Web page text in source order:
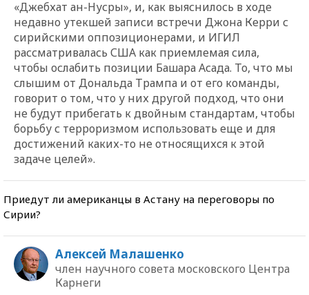
«Джебхат ан-Нусры», и, как выяснилось в ходе
недавно утекшей записи встречи Джона Керри с
сирийскими оппозиционерами, и ИГИЛ
рассматривалась США как приемлемая сила,
чтобы ослабить позиции Башара Асада. То, что мы
слышим от Дональда Трампа и от его команды,
говорит о том, что у них другой подход, что они
не будут прибегать к двойным стандартам, чтобы
борьбу с терроризмом использовать еще и для
достижений каких-то не относящихся к этой
задаче целей».
Приедут ли американцы в Астану на переговоры по
Сирии?
Алексей Малашенко
член научного совета московского Центра
Карнеги